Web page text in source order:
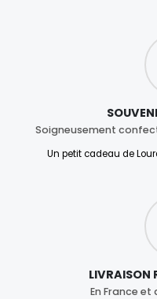
Soigneusement
Un petit cadeau de
LIVRAISON
En France